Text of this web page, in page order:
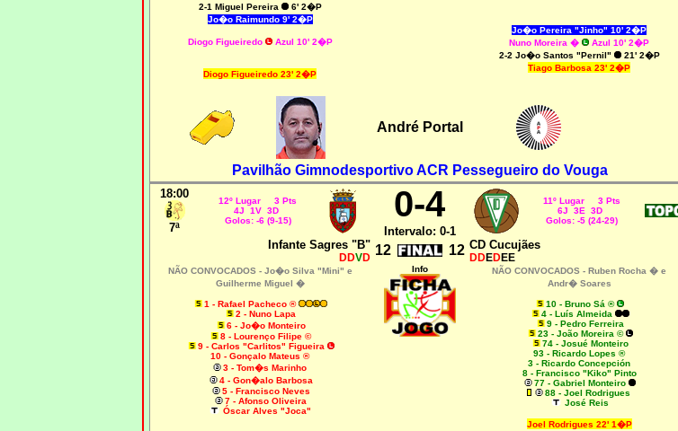
2-1 Miguel Pereira
6' 2�P
Jo�o Raimundo 9' 2�P
Diogo Figueiredo Azul 10' 2�P
Diogo Figueiredo 23' 2�P
Jo�o Pereira "Jinho" 10' 2�P
Nuno Moreira �
Azul 10' 2�P
2-2 Jo�o Santos "Pernil"
21' 2�P
Tiago Barbosa 23' 2�P
André Portal
Pavilhão Gimnodesportivo ACR Pessegueiro do Vouga
18:00
7ª
12º Lugar 3 Pts
4J 1V 3D
Golos: -6 (9-15)
0-4
Intervalo: 0-1
11º Lugar 3 Pts
6J 3E 3D
Golos: -5 (24-29)
Infante Sagres "B"
DDVD 12 12 CD Cucujães
DDEDEE
NÃO CONVOCADOS - Jo�o Silva "Mini" e
Guilherme Miguel �
1 - Rafael Pacheco ®
2 - Nuno Lapa
6 - Jo�o Monteiro
8 - Lourenço Filipe ©
9 - Carlos "Carlitos" Figueira
10 - Gonçalo Mateus ®
3 - Tom�s Marinho
4 - Gon�alo Barbosa
5 - Francisco Neves
7 - Afonso Oliveira
Óscar Alves "Joca"
Info NÃO CONVOCADOS - Ruben Rocha � e
Andr� Soares
10 - Bruno Sá ®
4 - Luís Almeida
9 - Pedro Ferreira
23 - João Moreira ©
74 - Josué Monteiro
93 - Ricardo Lopes ®
3 - Ricardo Concepción
8 - Francisco "Kiko" Pinto
77 - Gabriel Monteiro
88 - Joel Rodrigues
José Reis
Joel Rodrigues 22' 1�P